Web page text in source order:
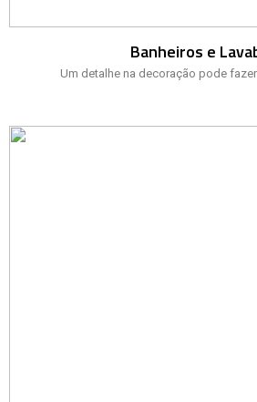
Banheiros e
Um detalhe na decoração pode